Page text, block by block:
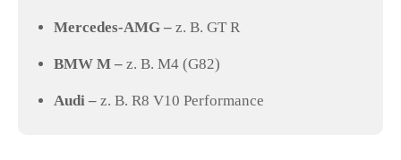
Mercedes-AMG – z. B. GT R
BMW M – z. B. M4 (G82)
Audi – z. B. R8 V10 Performance